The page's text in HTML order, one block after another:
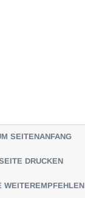
SEITENANFANG
DRUCKEN
WEITEREMPFEHLEN